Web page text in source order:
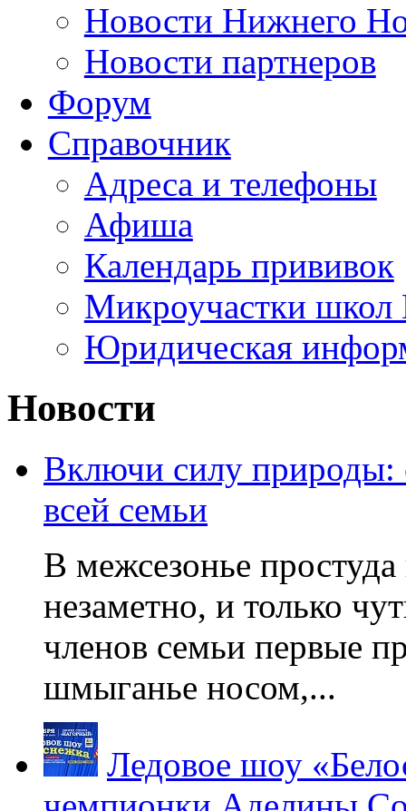
Новости Нижнего
Новости партнеров
Форум
Справочник
Адреса и телефоны
Афиша
Календарь прививок
Микроучастки школ
Юридическая
Новости
Включи силу
всей семьи
В межсезонье
незаметно, и только
членов семьи первые
шмыганье носом,...
Ледовое шоу